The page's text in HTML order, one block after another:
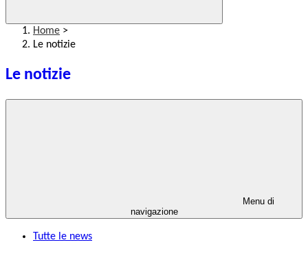
Home >
Le notizie
Le notizie
Menu di
navigazione
Tutte le news